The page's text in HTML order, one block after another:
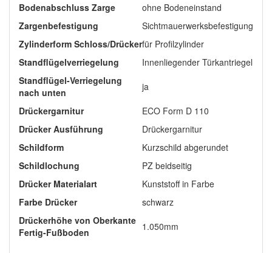
Bodenabschluss Zarge
ohne Bodeneinstand
Zargenbefestigung
Sichtmauerwerksbefestigung
Zylinderform Schloss/Drückerfür Profilzylinder
Standflügelverriegelung
Innenliegender Türkantriegel
Standflügel-Verriegelung
nach unten
ja
Drückergarnitur
ECO Form D 110
Drücker Ausführung
Drückergarnitur
Schildform
Kurzschild abgerundet
Schildlochung
PZ beidseitig
Drücker Materialart
Kunststoff in Farbe
Farbe Drücker
schwarz
Drückerhöhe von Oberkante
Fertig-Fußboden
1.050mm